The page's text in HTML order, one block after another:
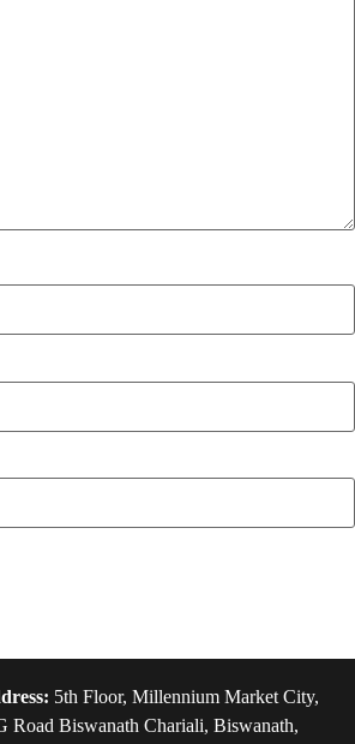
5th Floor, Millennium Market City,
Road Biswanath Chariali, Biswanath,